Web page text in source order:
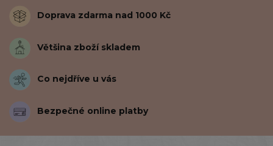
Doprava zdarma nad 1000 Kč
Většina zboží skladem
Co nejdříve u vás
Bezpečné online platby